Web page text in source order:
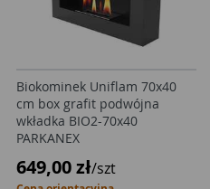
Biokominek Uniflam 70x40
cm box grafit podwójna
wkładka BIO2-70x40
PARKANEX
649,00 zł/szt